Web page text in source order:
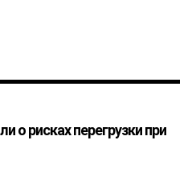
о рисках перегрузки при